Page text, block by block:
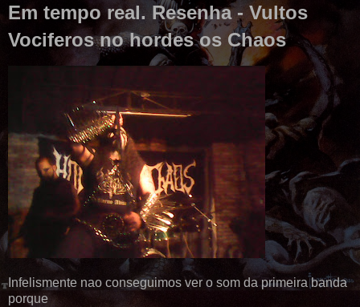
Em tempo real. Resenha - Vultos
Vociferos no hordes os Chaos
Infelismente nao conseguimos ver o som da primeira banda
porque